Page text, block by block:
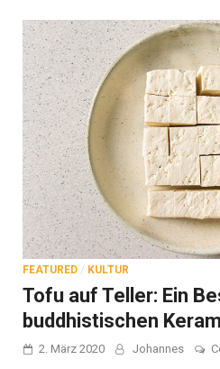
FEATURED / KULTUR
Tofu auf Teller: Ein
buddhistischen
2. März 2020 Johannes